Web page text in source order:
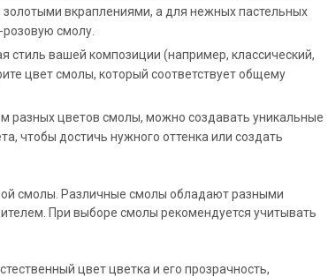
вкраплениями, а для нежных пастельных
смолу.
стиль вашей композиции (например, классический,
цвет смолы, который соответствует общему
разных цветов смолы, можно создавать уникальные
чтобы достичь нужного оттенка или создать
смолы. Различные смолы обладают разными
При выборе смолы рекомендуется учитывать
цвет цветка и его прозрачность,